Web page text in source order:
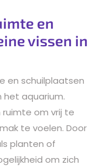
en
vissen in
en schuilplaatsen
het aquarium.
om vrij te
te voelen. Door
planten of
om zich